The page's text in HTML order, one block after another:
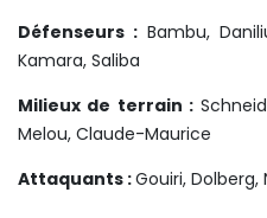
Défenseurs : Bambu,
Kamara, Saliba
Milieux de terrain :
Melou, Claude-Maurice
Attaquants :Gouiri, Dolberg,